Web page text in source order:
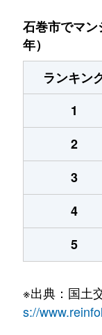
石巻市でマ
年）
ランキン
1
2
3
4
5
※出典：国土
s://